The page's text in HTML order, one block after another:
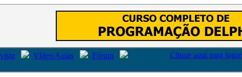
Vídeo Aulas
Fórum
Clique aqui para logar